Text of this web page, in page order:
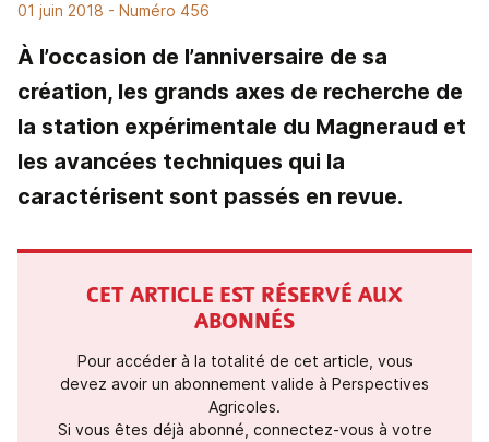
01 juin 2018 - Numéro 456
À l’occasion de l’anniversaire de sa
création, les grands axes de recherche de
la station expérimentale du Magneraud et
les avancées techniques qui la
caractérisent sont passés en revue.
CET ARTICLE EST RÉSERVÉ AUX
ABONNÉS
Pour accéder à la totalité de cet article, vous
devez avoir un abonnement valide à Perspectives
Agricoles.
Si vous êtes déjà abonné, connectez-vous à votre